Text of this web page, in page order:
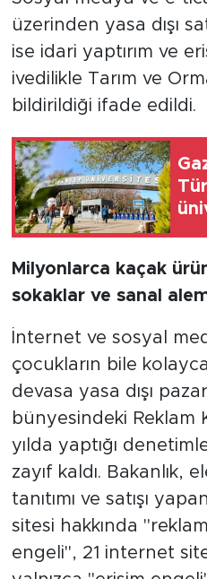
üzerinden yasa dışı
ise idari yaptırım ve
ivedilikle Tarım ve
bildirildiği ifade edildi.
Milyonlarca kaçak
sokaklar ve sanal
İnternet ve sosyal
çocukların bile
devasa yasa dışı
bünyesindeki Reklam
yılda yaptığı
zayıf kaldı. Bakanlık,
tanıtımı ve satışı
sitesi hakkında
engeli", 21 internet